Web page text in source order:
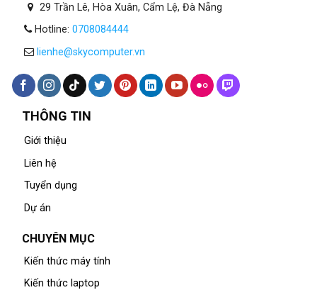
29 Trần Lê, Hòa Xuân, Cẩm Lệ, Đà Nẵng
Hotline: 0708084444
lienhe@skycomputer.vn
THÔNG TIN
Giới thiệu
Liên hệ
Tuyển dụng
Dự án
CHUYÊN MỤC
Kiến thức máy tính
Kiến thức laptop